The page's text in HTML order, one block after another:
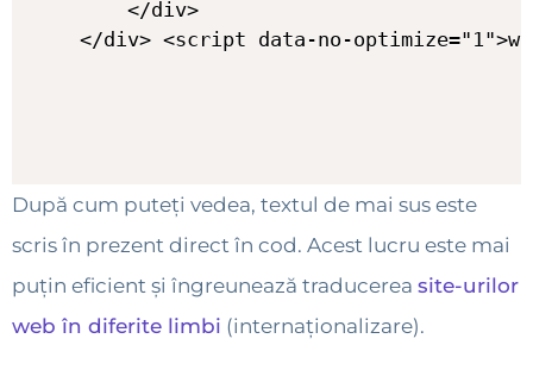
După cum puteți vedea, textul de mai sus este
scris în prezent direct în cod. Acest lucru este mai
puțin eficient și îngreunează traducerea site-urilor
web în diferite limbi (internaționalizare).